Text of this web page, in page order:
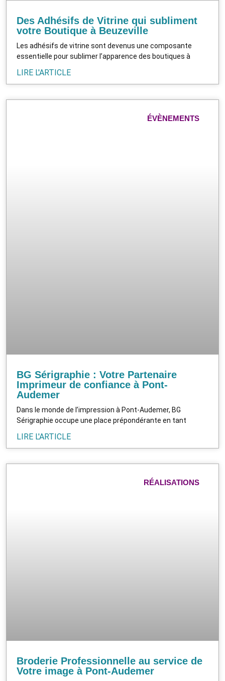
Des Adhésifs de Vitrine qui subliment
votre Boutique à Beuzeville
Les adhésifs de vitrine sont devenus une composante
essentielle pour sublimer l’apparence des boutiques à
LIRE L'ARTICLE
ÉVÈNEMENTS
BG Sérigraphie : Votre Partenaire
Imprimeur de confiance à Pont-
Audemer
Dans le monde de l’impression à Pont-Audemer, BG
Sérigraphie occupe une place prépondérante en tant
LIRE L'ARTICLE
RÉALISATIONS
Broderie Professionnelle au service de
Votre image à Pont-Audemer